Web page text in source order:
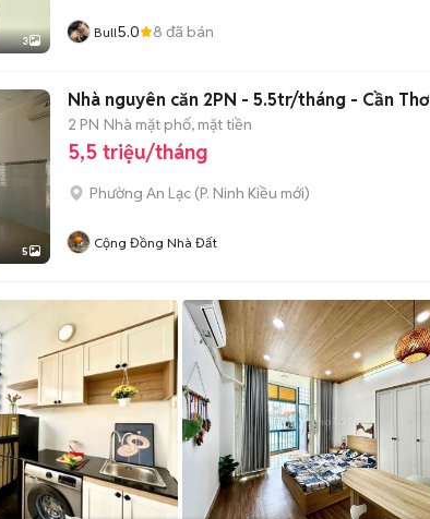
3 Bull5.0 8 đã bán
5
Nhà nguyên căn 2PN - 5.5tr/tháng - Cần Thơ
2 PN Nhà mặt phố, mặt tiền
5,5 triệu/tháng
Phường An Lạc (P. Ninh Kiều mới)
Cộng Đồng Nhà Đất